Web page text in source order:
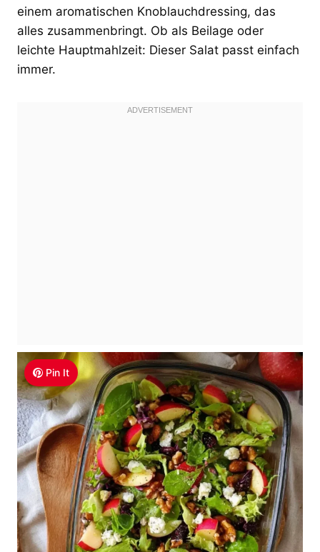
einem aromatischen Knoblauchdressing, das
alles zusammenbringt. Ob als Beilage oder
leichte Hauptmahlzeit: Dieser Salat passt einfach
immer.
Pin It